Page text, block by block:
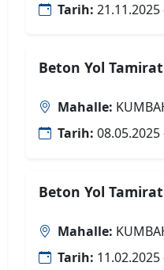
Tarih: 21.11.2025
Beton Yol Tamirat
Mahalle:
Tarih: 08.05.2025
Beton Yol Tamirat
Mahalle:
Tarih: